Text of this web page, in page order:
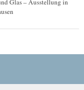
Glas – Ausstellung in